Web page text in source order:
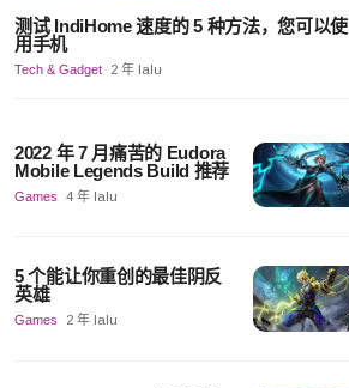
测试 IndiHome 速度的 5 种方法，您可以使
用手机
Tech & Gadget 2 年 lalu
2022 年 7 月痛苦的 Eudora
Mobile Legends Build 推荐
Games 4 年 lalu
5 个能让你重创的最佳阴反
英雄
Games 2 年 lalu